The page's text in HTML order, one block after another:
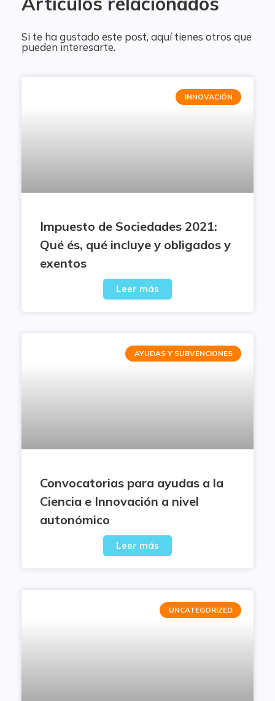
Si te ha gustado este post, aquí tienes otros que
pueden interesarte.
INNOVACIÓN
Impuesto de Sociedades 2021:
Qué és, qué incluye y obligados y
exentos
Leer más
AYUDAS Y SUBVENCIONES
Convocatorias para ayudas a la
Ciencia e Innovación a nivel
autonómico
Leer más
UNCATEGORIZED